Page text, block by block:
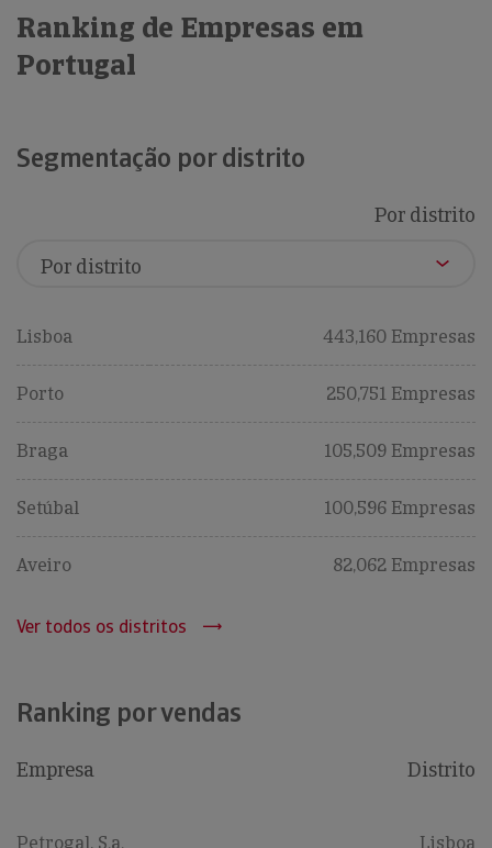
Ranking de Empresas em
Portugal
Segmentação por distrito
Por distrito
Lisboa 443,160 Empresas
Porto 250,751 Empresas
Braga 105,509 Empresas
Setúbal 100,596 Empresas
Aveiro 82,062 Empresas
Ver todos os distritos
Ranking por vendas
Empresa Distrito
Petrogal, S.a. Lisboa